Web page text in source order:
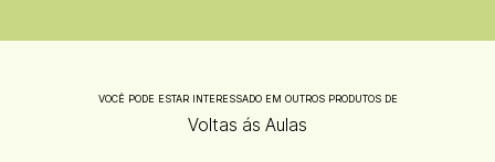
VOCÊ PODE ESTAR INTERESSADO EM OUTROS PRODUTOS DE
Voltas ás Aulas